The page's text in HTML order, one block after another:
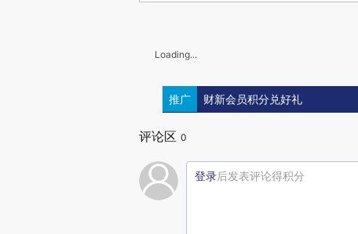
Loading...
推广 财新会员积分兑好礼
评论区 0
登录后发表评论得积分